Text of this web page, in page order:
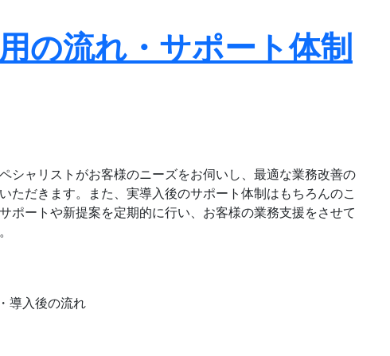
の流れ・サポート体制
シャリストがお客様のニーズをお伺いし、最適な業務改善の
ただきます。また、実導入後のサポート体制はもちろんのこ
ポートや新提案を定期的に行い、お客様の業務支援をさせて